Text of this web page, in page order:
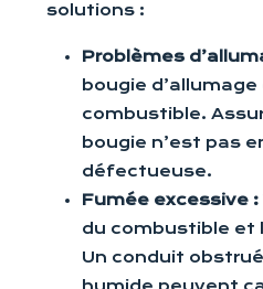
solutions :
Problèmes
bougie
combustible.
bougie n’est pas
défectueuse.
Fumée excessive :
du combustible et
Un conduit